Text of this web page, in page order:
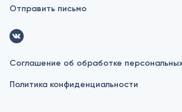
Отправить письмо
Соглашение об обработке
Политика конфиденциальности